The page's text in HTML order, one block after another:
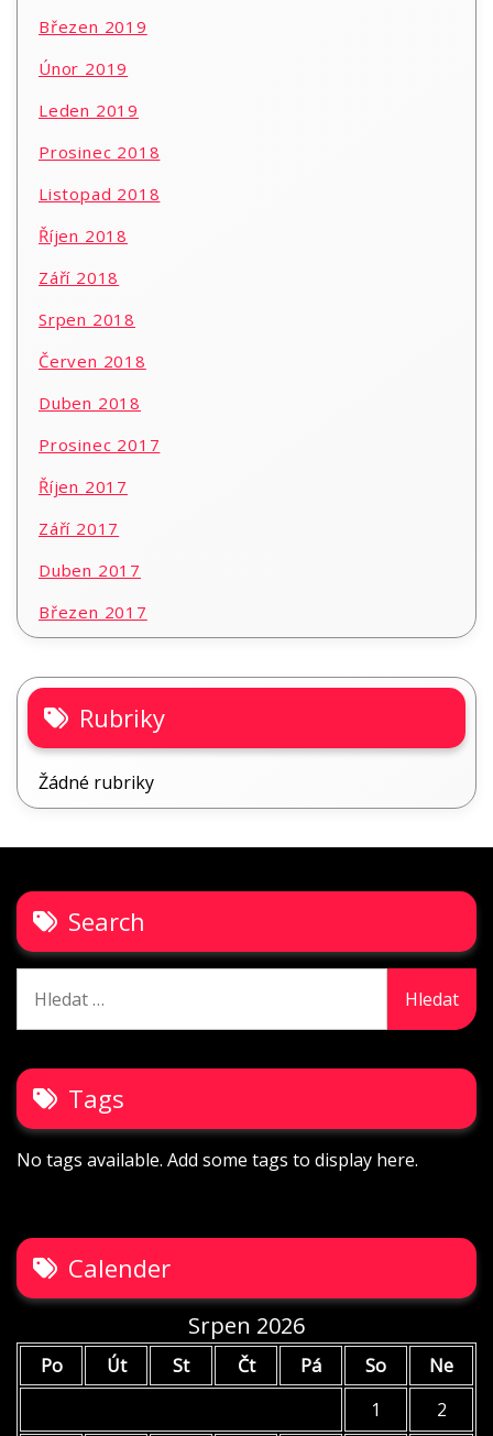
Březen 2019
Únor 2019
Leden 2019
Prosinec 2018
Listopad 2018
Říjen 2018
Září 2018
Srpen 2018
Červen 2018
Duben 2018
Prosinec 2017
Říjen 2017
Září 2017
Duben 2017
Březen 2017
Rubriky
Žádné rubriky
Search
Tags
No tags available. Add some tags to display here.
Calender
Srpen 2026
Po Út St Čt Pá So
Ne
1
2